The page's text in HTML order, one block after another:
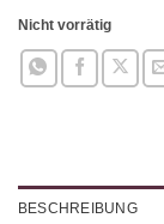
Nicht vorrätig
BESCHREIBUNG